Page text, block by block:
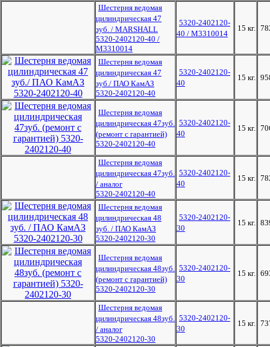
Шестерня ведомая
цилиндрическая 47
зуб. / MARSHALL
5320-2402120-40 /
M3310014
5320-2402120-
40 / M3310014
15 кг.
Шестерня ведомая
цилиндрическая 47
зуб./ ПАО КамАЗ
5320-2402120-40
5320-2402120-
40
15 кг.
Шестерня ведомая
цилиндрическая 47зуб.
(ремонт с гарантией)
5320-2402120-40
5320-2402120-
40
15 кг.
Шестерня ведомая
цилиндрическая 47зуб.
/ аналог
5320-2402120-40
5320-2402120-
40
15 кг.
Шестерня ведомая
цилиндрическая 48
зуб. / ПАО КамАЗ
5320-2402120-30
5320-2402120-
30
15 кг.
Шестерня ведомая
цилиндрическая 48зуб.
(ремонт с гарантией)
5320-2402120-30
5320-2402120-
30
15 кг.
Шестерня ведомая
цилиндрическая 48зуб.
/ аналог
5320-2402120-30
5320-2402120-
30
15 кг.